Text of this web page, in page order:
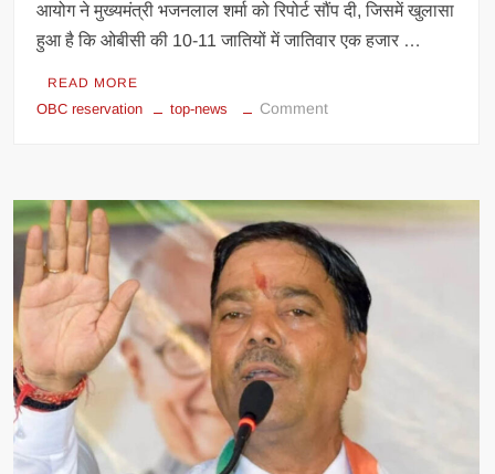
आयोग ने मुख्यमंत्री भजनलाल शर्मा को रिपोर्ट सौंप दी, जिसमें खुलासा
हुआ है कि ओबीसी की 10-11 जातियों में जातिवार एक हजार …
READ MORE
OBC reservation top-news Commenton
आरक्षण
की
तैयारी
तेज,
आयोग
भजनलाल
को
सौंपी
900